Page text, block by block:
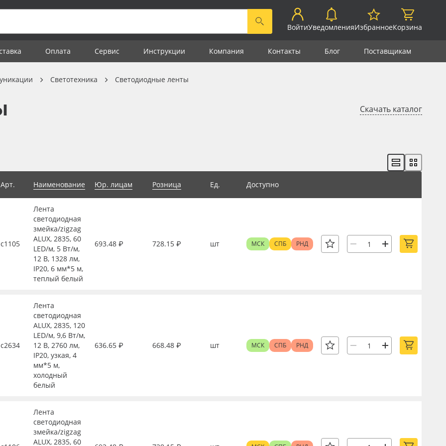
ВойтиУведомленияИзбранноеКорзина
Оплата Сервис Инструкции Компания Контакты Блог Поставщикам
Светотехника Светодиодные ленты
Скачать каталог
Арт. Наименование Юр. лицам Розница Ед. Доступно
с1105
Лента
светодиодная
змейка/zigzag
ALUX, 2835, 60
LED/м, 5 Вт/м,
12 В, 1328 лм,
IP20, 6 мм*5 м,
теплый белый
693.48 ₽ 728.15 ₽ шт МСК СПБ РНД
с2634
Лента
светодиодная
ALUX, 2835, 120
LED/м, 9,6 Вт/м,
12 В, 2760 лм,
IP20, узкая, 4
мм*5 м,
холодный
белый
636.65 ₽ 668.48 ₽ шт МСК СПБ РНД
Лента
светодиодная
змейка/zigzag
ALUX, 2835, 60